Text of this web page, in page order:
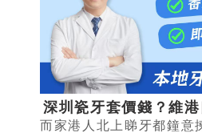
深圳瓷牙套價錢？維
而家港人北上睇牙都鐘意